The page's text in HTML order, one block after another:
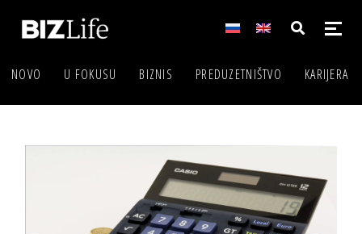
NOVO U FOKUSU BIZNIS PREDUZETNIŠTVO KARIJERA